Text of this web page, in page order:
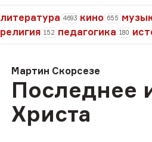
литература 4693 кино 655
религия 152 педагогика 180
Мартин Скорсезе
Последнее
Христа